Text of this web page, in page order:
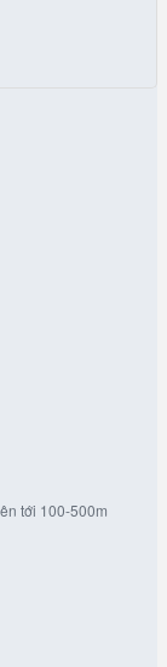
tới 100-500m